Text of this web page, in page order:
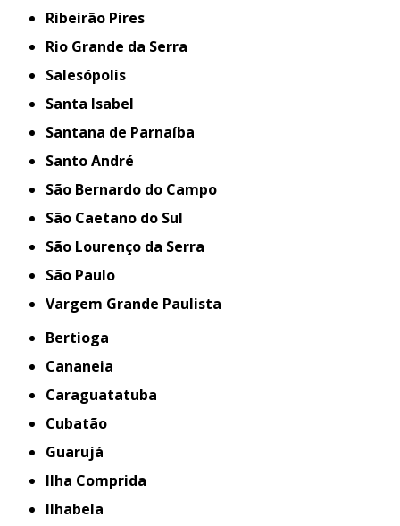
Ribeirão Pires
Rio Grande da Serra
Salesópolis
Santa Isabel
Santana de Parnaíba
Santo André
São Bernardo do Campo
São Caetano do Sul
São Lourenço da Serra
São Paulo
Vargem Grande Paulista
Bertioga
Cananeia
Caraguatatuba
Cubatão
Guarujá
Ilha Comprida
Ilhabela